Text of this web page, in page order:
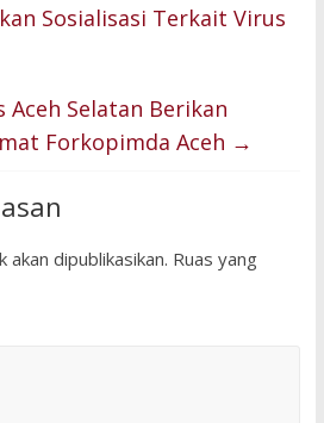
Sosialisasi Terkait Virus
Aceh Selatan Berikan
Forkopimda Aceh →
akan dipublikasikan. Ruas yang